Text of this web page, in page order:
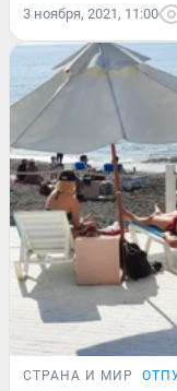
3 ноября, 2021, 11:00
СТРАНА И МИР